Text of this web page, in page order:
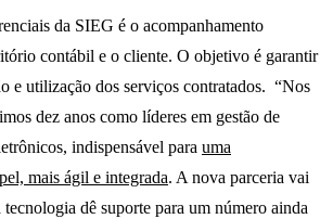
da SIEG é o acompanhamento
contábil e o cliente. O objetivo é garantir
e utilização dos serviços contratados. “Nos
dez anos como líderes em gestão de
indispensável para uma
mais ágil e integrada. A nova parceria vai
dê suporte para um número ainda